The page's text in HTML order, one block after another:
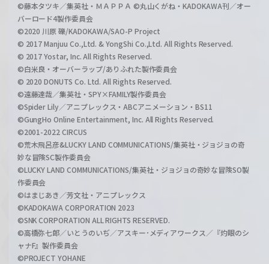
©藤本タツキ／集英社・ＭＡＰＰＡ ©丸山くがね・KADOKAWA刊／オー
バーロード4製作委員会
©2020 川原 礫/KADOKAWA/SAO-P Project
© 2017 Manjuu Co.,Ltd. & YongShi Co.,Ltd. All Rights Reserved.
© 2017 Yostar, Inc. All Rights Reserved.
©白米良・オーバーラップ/ありふれた製作委員会
© 2020 DONUTS Co. Ltd. All Rights Reserved.
©遠藤達哉／集英社・SPY×FAMILY製作委員会
©Spider Lily／アニプレックス・ABCアニメーション・BS11
©GungHo Online Entertainment, Inc. All Rights Reserved.
©2001-2022 CIRCUS
©荒木飛呂彦&LUCKY LAND COMMUNICATIONS/集英社・ジョジョの奇
妙な冒険SC製作委員会
©LUCKY LAND COMMUNICATIONS/集英社・ジョジョの奇妙な冒険SO製
作委員会
©はまじあき／芳文社・アニプレックス
©KADOKAWA CORPORATION 2023
©SNK CORPORATION ALL RIGHTS RESERVED.
©高橋弥七郎／いとうのいぢ／アスキー･メディアワークス／『灼眼のシ
ャナF』製作委員会
©PROJECT YOHANE